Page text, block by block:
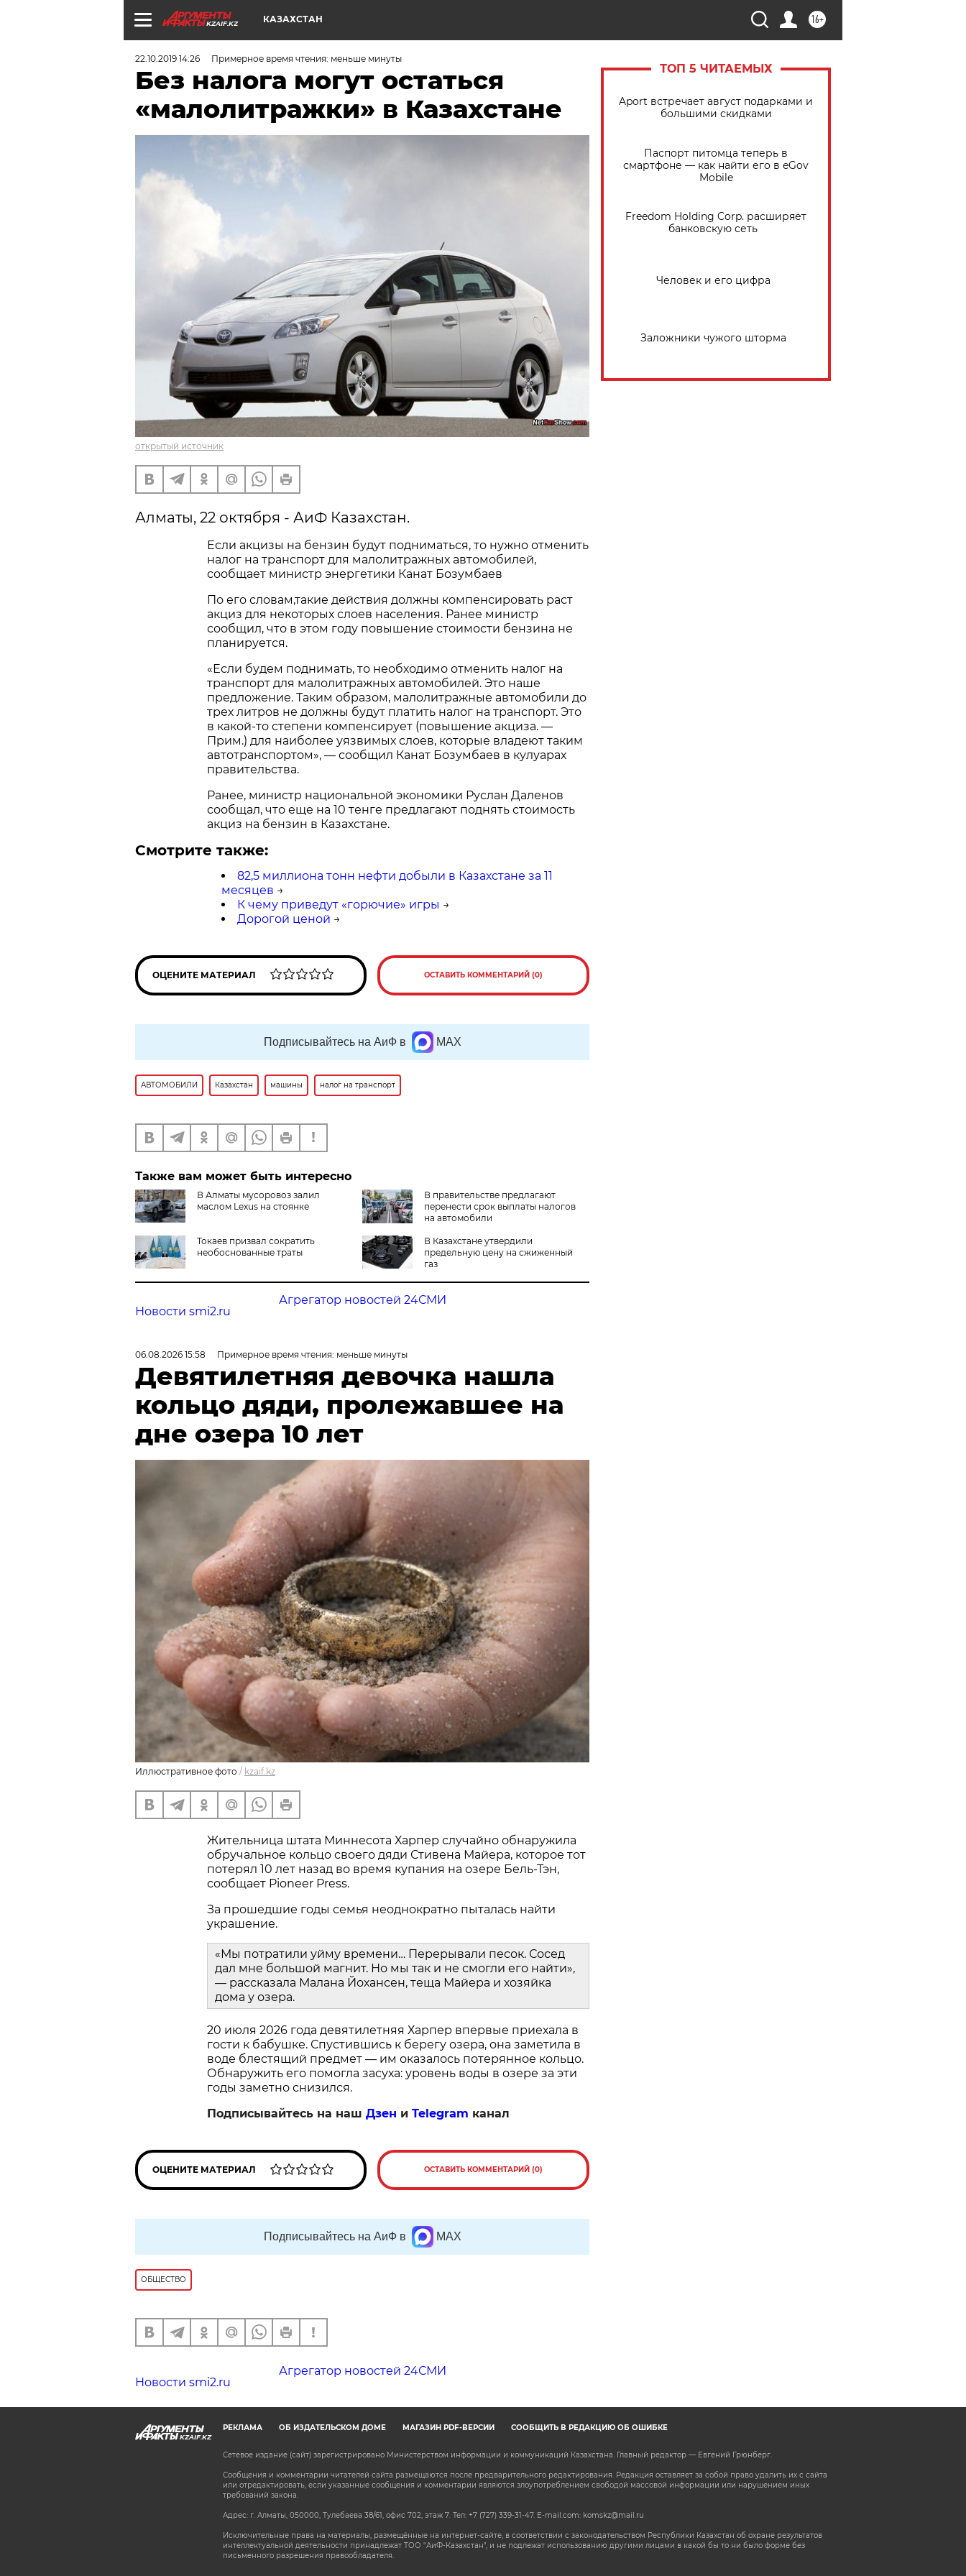
KZAIF.KZ 16+
КАЗАХСТАН
22.10.2019 14:26 Примерное время чтения: меньше минуты
Без налога могут остаться
«малолитражки» в Казахстане
открытый источник
Алматы, 22 октября - АиФ Казахстан.
Если акцизы на бензин будут подниматься, то нужно отменить
налог на транспорт для малолитражных автомобилей,
сообщает министр энергетики Канат Бозумбаев
По его словам,такие действия должны компенсировать раст
акциз для некоторых слоев населения. Ранее министр
сообщил, что в этом году повышение стоимости бензина не
планируется.
«Если будем поднимать, то необходимо отменить налог на
транспорт для малолитражных автомобилей. Это наше
предложение. Таким образом, малолитражные автомобили до
трех литров не должны будут платить налог на транспорт. Это
в какой-то степени компенсирует (повышение акциза. —
Прим.) для наиболее уязвимых слоев, которые владеют таким
автотранспортом», — сообщил Канат Бозумбаев в кулуарах
правительства.
Ранее, министр национальной экономики Руслан Даленов
сообщал, что еще на 10 тенге предлагают поднять стоимость
акциз на бензин в Казахстане.
Смотрите также:
82,5 миллиона тонн нефти добыли в Казахстане за 11
месяцев →
К чему приведут «горючие» игры →
Дорогой ценой →
ОЦЕНИТЕ МАТЕРИАЛ ОСТАВИТЬ КОММЕНТАРИЙ (0)
Подписывайтесь на АиФ в MAX
АВТОМОБИЛИ Казахстан машины налог на транспорт
Также вам может быть интересно
В Алматы мусоровоз залил
маслом Lexus на стоянке
В правительстве предлагают
перенести срок выплаты налогов
на автомобили
Токаев призвал сократить
необоснованные траты
В Казахстане утвердили
предельную цену на сжиженный
газ
Агрегатор новостей 24СМИ
Новости smi2.ru
ТОП 5 ЧИТАЕМЫХ
Aport встречает август подарками и
большими скидками
Паспорт питомца теперь в
смартфоне — как найти его в eGov
Mobile
Freedom Holding Corp. расширяет
банковскую сеть
Человек и его цифра
Заложники чужого шторма
06.08.2026 15:58 Примерное время чтения: меньше минуты
Девятилетняя девочка нашла
кольцо дяди, пролежавшее на
дне озера 10 лет
Иллюстративное фото / kzaif.kz
Жительница штата Миннесота Харпер случайно обнаружила
обручальное кольцо своего дяди Стивена Майера, которое тот
потерял 10 лет назад во время купания на озере Бель-Тэн,
сообщает Pioneer Press.
За прошедшие годы семья неоднократно пыталась найти
украшение.
«Мы потратили уйму времени… Перерывали песок. Сосед
дал мне большой магнит. Но мы так и не смогли его найти»,
— рассказала Малана Йохансен, теща Майера и хозяйка
дома у озера.
20 июля 2026 года девятилетняя Харпер впервые приехала в
гости к бабушке. Спустившись к берегу озера, она заметила в
воде блестящий предмет — им оказалось потерянное кольцо.
Обнаружить его помогла засуха: уровень воды в озере за эти
годы заметно снизился.
Подписывайтесь на наш Дзен и Telegram канал
ОЦЕНИТЕ МАТЕРИАЛ ОСТАВИТЬ КОММЕНТАРИЙ (0)
Подписывайтесь на АиФ в MAX
ОБЩЕСТВО
Агрегатор новостей 24СМИ
Новости smi2.ru
KZAIF.KZ
РЕКЛАМА ОБ ИЗДАТЕЛЬСКОМ ДОМЕ МАГАЗИН PDF-ВЕРСИЙ СООБЩИТЬ В РЕДАКЦИЮ ОБ ОШИБКЕ
Сетевое издание (сайт) зарегистрировано Министерством информации и коммуникаций Казахстана. Главный редактор — Евгений Грюнберг.
Сообщения и комментарии читателей сайта размещаются после предварительного редактирования. Редакция оставляет за собой право удалить их с сайта
или отредактировать, если указанные сообщения и комментарии являются злоупотреблением свободой массовой информации или нарушением иных
требований закона.
Адрес: г. Алматы, 050000, Тулебаева 38/61, офис 702, этаж 7. Тел: +7 (727) 339-31-47. E-mail.com: komskz@mail.ru
Исключительные права на материалы, размещённые на интернет-сайте, в соответствии с законодательством Республики Казахстан об охране результатов
интеллектуальной деятельности принадлежат ТОО "АиФ-Казахстан", и не подлежат использованию другими лицами в какой бы то ни было форме без
письменного разрешения правообладателя.